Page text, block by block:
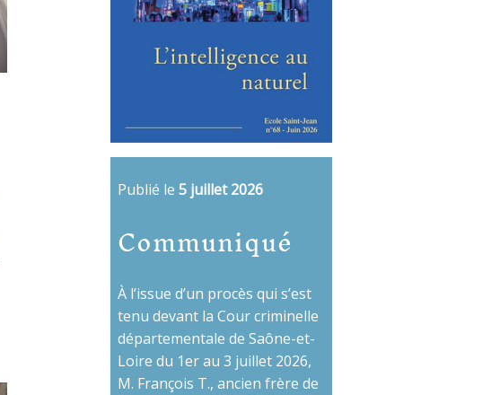
Publié le 5 juillet 2026
Communiqué
À l’issue d’un procès qui s’est
tenu devant la Cour criminelle
départementale de Saône-et-
Loire du 1er au 3 juillet 2026,
M. François T., ancien frère de